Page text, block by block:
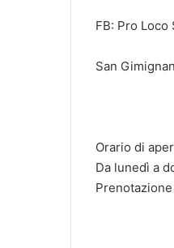
FB: Pro Loco
San
Orario di
Da lunedì a
Prenotazione